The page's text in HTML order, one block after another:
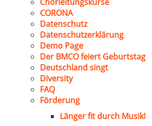
CORONA
Datenschutz
Datenschutzerklärung
Demo Page
Der BMCO feiert Geburtstag
Deutschland singt
Diversity
FAQ
Förderung
Länger fit durch Musik!